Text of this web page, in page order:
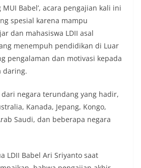
MUI Babel’, acara pengajian kali ini
spesial karena mampu
dan mahasiswa LDII asal
menempuh pendidikan di Luar
pengalaman dan motivasi kepada
daring.
negara terundang yang hadir,
Kanada, Jepang, Kongo,
Saudi, dan beberapa negara
LDII Babel Ari Sriyanto saat